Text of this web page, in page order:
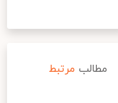
مطالب مرتبط